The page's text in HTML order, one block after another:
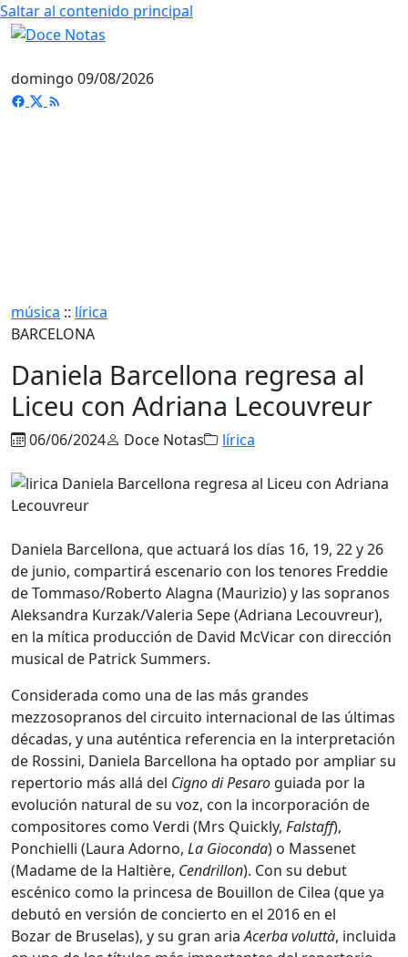
Saltar al contenido principal
domingo 09/08/2026
música :: lírica
BARCELONA
Daniela Barcellona regresa al
Liceu con Adriana Lecouvreur
06/06/2024 Doce Notas lírica
Daniela Barcellona, que actuará los días 16, 19, 22 y 26
de junio, compartirá escenario con los tenores Freddie
de Tommaso/Roberto Alagna (Maurizio) y las sopranos
Aleksandra Kurzak/Valeria Sepe (Adriana Lecouvreur),
en la mítica producción de David McVicar con dirección
musical de Patrick Summers.
Considerada como una de las más grandes
mezzosopranos del circuito internacional de las últimas
décadas, y una auténtica referencia en la interpretación
de Rossini, Daniela Barcellona ha optado por ampliar su
repertorio más allá del Cigno di Pesaro guiada por la
evolución natural de su voz, con la incorporación de
compositores como Verdi (Mrs Quickly, Falstaff),
Ponchielli (Laura Adorno, La Gioconda) o Massenet
(Madame de la Haltière, Cendrillon). Con su debut
escénico como la princesa de Bouillon de Cilea (que ya
debutó en versión de concierto en el 2016 en el
Bozar de Bruselas), y su gran ariaAcerba voluttà, incluida